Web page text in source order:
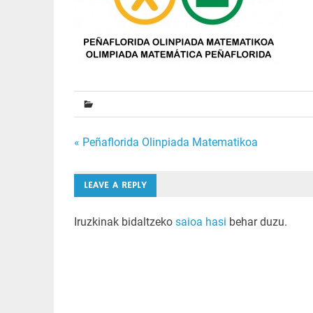
Bidalketetan
zehar
nabigatu
« Peñaflorida Olinpiada Matematikoa
LEAVE A REPLY
Iruzkinak bidaltzeko saioa hasi behar duzu.